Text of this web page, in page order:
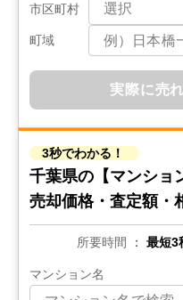
千葉県千葉市若葉区中
状態:更地
千葉県印西市草深
状態:更地
1,900
市区町村
町域
実際に売
3秒でわかる！
千葉県の 【マンショ
売却価格・査定額・
所要時間 最短3
マンション名